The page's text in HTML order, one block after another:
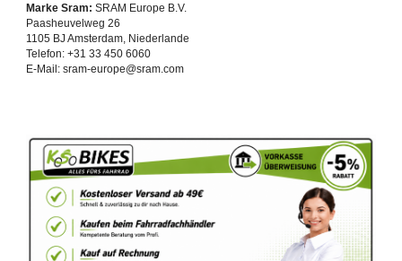
Marke Sram: SRAM Europe B.V.
Paasheuvelweg 26
1105 BJ Amsterdam, Niederlande
Telefon: +31 33 450 6060
E-Mail: sram-europe@sram.com